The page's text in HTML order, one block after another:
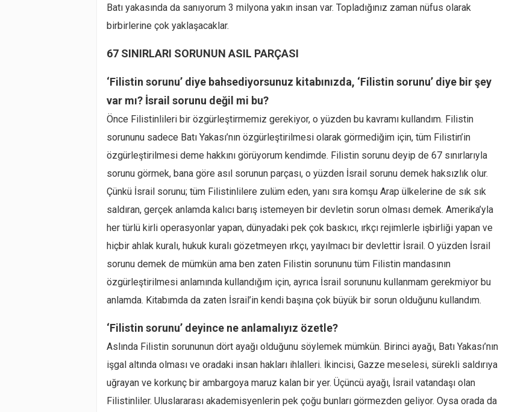
Batı yakasında da sanıyorum 3 milyona yakın insan var. Topladığınız zaman nüfus olarak
birbirlerine çok yaklaşacaklar.
67 SINIRLARI SORUNUN ASIL PARÇASI
‘Filistin sorunu’ diye bahsediyorsunuz kitabınızda, ‘Filistin sorunu’ diye bir şey
var mı? İsrail sorunu değil mi bu?
Önce Filistinlileri bir özgürleştirmemiz gerekiyor, o yüzden bu kavramı kullandım. Filistin
sorununu sadece Batı Yakası’nın özgürleştirilmesi olarak görmediğim için, tüm Filistin’in
özgürleştirilmesi deme hakkını görüyorum kendimde. Filistin sorunu deyip de 67 sınırlarıyla
sorunu görmek, bana göre asıl sorunun parçası, o yüzden İsrail sorunu demek haksızlık olur.
Çünkü İsrail sorunu; tüm Filistinlilere zulüm eden, yanı sıra komşu Arap ülkelerine de sık sık
saldıran, gerçek anlamda kalıcı barış istemeyen bir devletin sorun olması demek. Amerika’yla
her türlü kirli operasyonlar yapan, dünyadaki pek çok baskıcı, ırkçı rejimlerle işbirliği yapan ve
hiçbir ahlak kuralı, hukuk kuralı gözetmeyen ırkçı, yayılmacı bir devlettir İsrail. O yüzden İsrail
sorunu demek de mümkün ama ben zaten Filistin sorununu tüm Filistin mandasının
özgürleştirilmesi anlamında kullandığım için, ayrıca İsrail sorununu kullanmam gerekmiyor bu
anlamda. Kitabımda da zaten İsrail’in kendi başına çok büyük bir sorun olduğunu kullandım.
‘Filistin sorunu’ deyince ne anlamalıyız özetle?
Aslında Filistin sorununun dört ayağı olduğunu söylemek mümkün. Birinci ayağı, Batı Yakası’nın
işgal altında olması ve oradaki insan hakları ihlalleri. İkincisi, Gazze meselesi, sürekli saldırıya
uğrayan ve korkunç bir ambargoya maruz kalan bir yer. Üçüncü ayağı, İsrail vatandaşı olan
Filistinliler. Uluslararası akademisyenlerin pek çoğu bunları görmezden geliyor. Oysa orada da